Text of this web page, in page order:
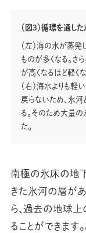
（図3）循環を通し
（左）海の水が蒸
ものが多くなる。
が高くなるほど軽く
（右）海水よりも
戻らないため、氷
る。そのため大量
た。
南極の氷床の地
きた氷河の層が
ら、過去の地球
ることができます